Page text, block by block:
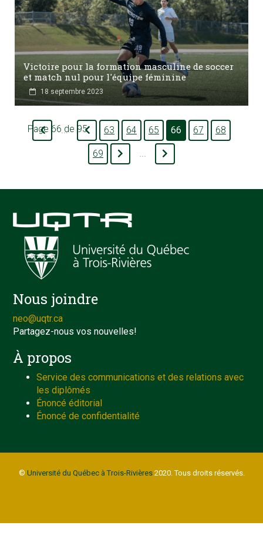
Victoire pour la formation masculine de soccer
et match nul pour l'équipe féminine
18 septembre 2023
Page 66 de 95
... 63 64 65 66 67 68
69
Nous joindre
neo@uqtr.ca
Partagez-nous vos nouvelles!
À propos
Service des communications et des relations avec
les diplômés
Énoncé éditorial
Énoncé de confidentialité
© Université du Québec à Trois-Rivières2020. Tous droits réservés.